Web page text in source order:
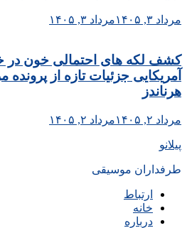
مرداد ۳, ۱۴۰۵ مرداد ۳, ۱۴۰۵
کشف لکه های احتمالی خون در
آمریکایی جزئیات تازه از
هرناندز
مرداد ۲, ۱۴۰۵ مرداد ۲, ۱۴۰۵
پیلانو
طرفداران موسیقی
ارتباط
خانه
درباره